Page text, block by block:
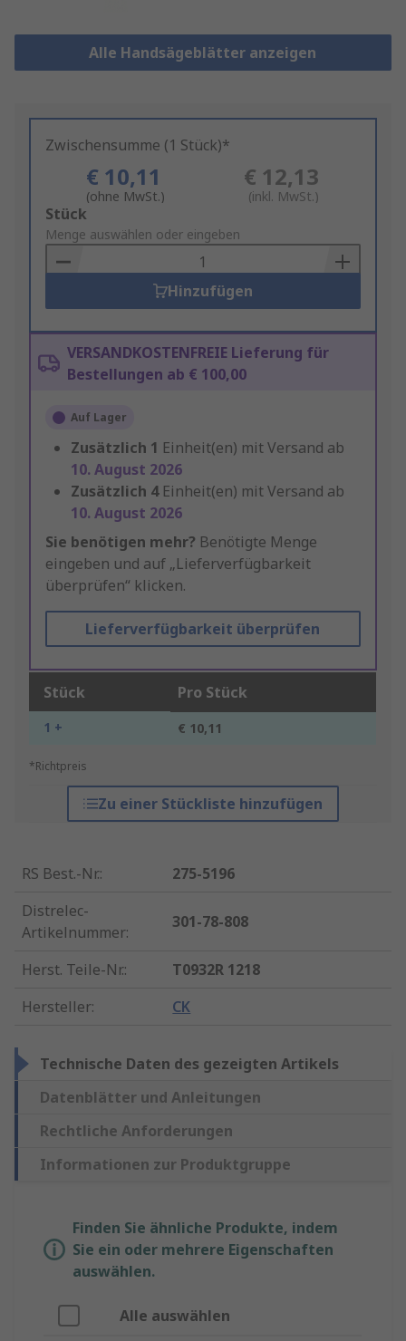
Alle Handsägeblätter anzeigen
Zwischensumme (1 Stück)*
€ 10,11
(ohne MwSt.)
€ 12,13
(inkl. MwSt.)
Add
to
Basket
Stück
Menge auswählen oder eingeben
Hinzufügen
VERSANDKOSTENFREIE Lieferung für
Bestellungen ab € 100,00
Auf Lager
Zusätzlich 1 Einheit(en) mit Versand ab
10. August 2026
Zusätzlich 4 Einheit(en) mit Versand ab
10. August 2026
Sie benötigen mehr? Benötigte Menge
eingeben und auf „Lieferverfügbarkeit
überprüfen“ klicken.
Lieferverfügbarkeit überprüfen
Stück Pro Stück
1 + € 10,11
*Richtpreis
Zu einer Stückliste hinzufügen
RS Best.-Nr.:
275-5196
Distrelec-
Artikelnummer:
301-78-808
Herst. Teile-Nr.:
T0932R 1218
Hersteller: CK
Technische Daten des gezeigten Artikels
Datenblätter und Anleitungen
Rechtliche Anforderungen
Informationen zur Produktgruppe
Finden Sie ähnliche Produkte, indem
Sie ein oder mehrere Eigenschaften
auswählen.
Alle auswählen